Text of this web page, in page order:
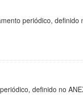
periódico, definido
definido no